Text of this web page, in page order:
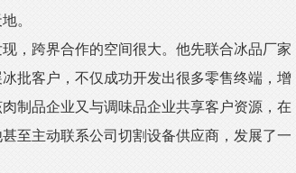
。
跨界合作的空间很大。他先联合冰品厂家
批客户，不仅成功开发出很多零售终端，增
制品企业又与调味品企业共享客户资源，在
至主动联系公司切割设备供应商，发展了一